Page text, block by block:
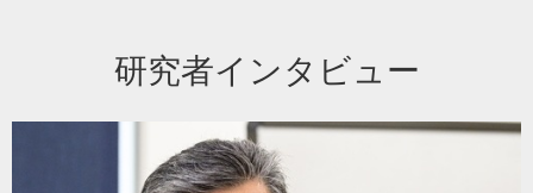
研究者インタビュー